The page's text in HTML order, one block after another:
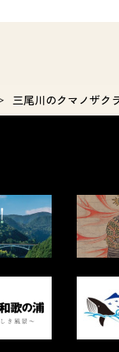
三尾川のクマノザク